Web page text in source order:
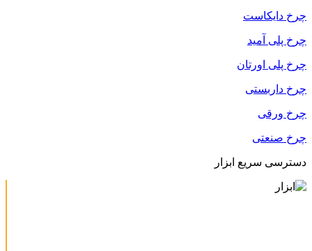
چرخ دایکاست
چرخ پلی آمید
چرخ پلی اورتان
چرخ داربستی
چرخ ورقی
چرخ صنعتی
دسترسی سریع ابزار